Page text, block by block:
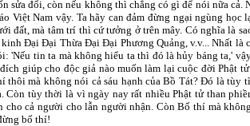
sửa đổi, còn nếu không thì chẳng có gì để nói nữa
Việt Nam vậy. Ta hãy can đảm đừng ngại ngùng
đất, mà tâm trí thì cứ tưởng ở trên mây. Có nghĩa là
Ðại Ðại Thừa Ðại Ðại Phương Quảng, v.v... Nhất
'Nếu tin ta mà không hiểu ta thì đó là hủy báng ta,'
giúp cho độc giả nào muốn làm lại cuộc đời Phật
thôi mà không nói cả sáu hạnh của Bồ Tát? Ðó là
Còn tùy thời là vì ngày nay rất nhiều Phật tử than
cho cả người cho lẫn người nhận. Còn Bố thí mà
bố thí!